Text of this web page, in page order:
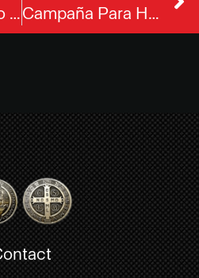
Ceviche Peruano :: Fotografía de Alimentos Bogotá Campaña Para Heladerías Gelarti